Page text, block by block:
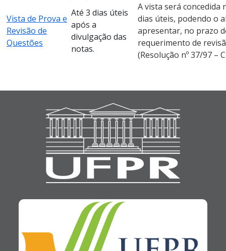
Vista de Prova e
Revisão de
Questões
Até 3 dias úteis
após a
divulgação das
notas.
A vista será concedida
dias úteis, podendo o
apresentar, no prazo
requerimento de
(Resolução nº 37/97 –